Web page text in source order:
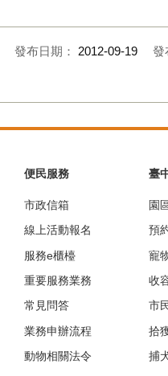
發布日期： 2012-09-19 發
便民服務
市政信箱
線上活動報名
服務e櫃檯
重要服務業務
常見問答
業務申辦流程
動物相關法令
臺
園
預
寵
收
市
拾
捕